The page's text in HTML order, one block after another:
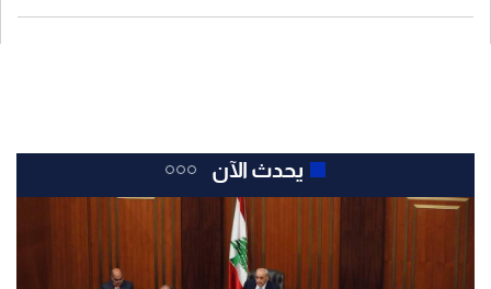
يحدث الآن